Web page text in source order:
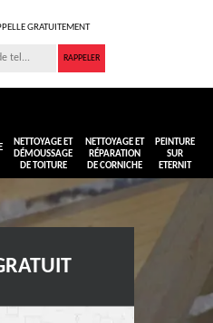
GRATUITEMENT
NETTOYAGE ET
DÉMOUSSAGE
DE TOITURE
NETTOYAGE ET
RÉPARATION
DE CORNICHE
PEINTURE
SUR
ETERNIT